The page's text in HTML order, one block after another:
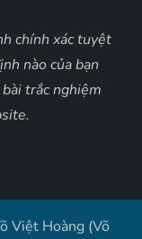
chính xác tuyệt
nào của bạn
trắc nghiệm
Việt Hoàng (Võ